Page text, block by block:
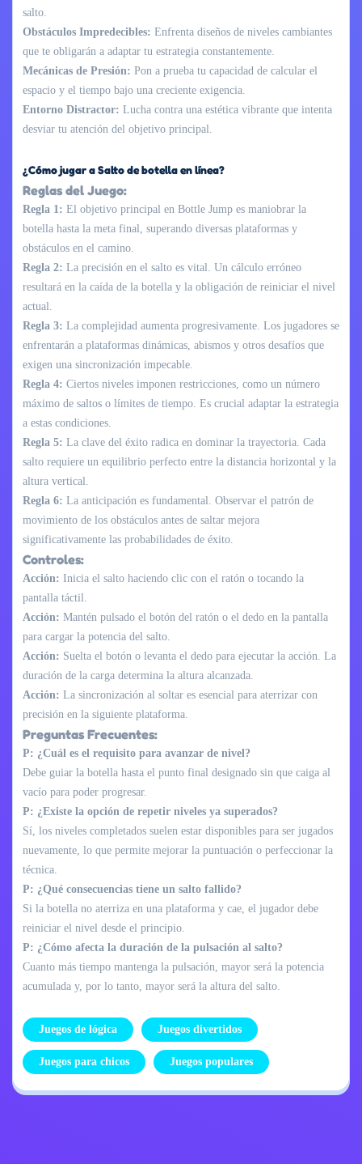
salto.
Obstáculos Impredecibles: Enfrenta diseños de niveles cambiantes
que te obligarán a adaptar tu estrategia constantemente.
Mecánicas de Presión: Pon a prueba tu capacidad de calcular el
espacio y el tiempo bajo una creciente exigencia.
Entorno Distractor: Lucha contra una estética vibrante que intenta
desviar tu atención del objetivo principal.
¿Cómo jugar a Salto de botella en línea?
Reglas del Juego:
Regla 1: El objetivo principal en Bottle Jump es maniobrar la
botella hasta la meta final, superando diversas plataformas y
obstáculos en el camino.
Regla 2: La precisión en el salto es vital. Un cálculo erróneo
resultará en la caída de la botella y la obligación de reiniciar el nivel
actual.
Regla 3: La complejidad aumenta progresivamente. Los jugadores se
enfrentarán a plataformas dinámicas, abismos y otros desafíos que
exigen una sincronización impecable.
Regla 4: Ciertos niveles imponen restricciones, como un número
máximo de saltos o límites de tiempo. Es crucial adaptar la estrategia
a estas condiciones.
Regla 5: La clave del éxito radica en dominar la trayectoria. Cada
salto requiere un equilibrio perfecto entre la distancia horizontal y la
altura vertical.
Regla 6: La anticipación es fundamental. Observar el patrón de
movimiento de los obstáculos antes de saltar mejora
significativamente las probabilidades de éxito.
Controles:
Acción: Inicia el salto haciendo clic con el ratón o tocando la
pantalla táctil.
Acción: Mantén pulsado el botón del ratón o el dedo en la pantalla
para cargar la potencia del salto.
Acción: Suelta el botón o levanta el dedo para ejecutar la acción. La
duración de la carga determina la altura alcanzada.
Acción: La sincronización al soltar es esencial para aterrizar con
precisión en la siguiente plataforma.
Preguntas Frecuentes:
P: ¿Cuál es el requisito para avanzar de nivel?
Debe guiar la botella hasta el punto final designado sin que caiga al
vacío para poder progresar.
P: ¿Existe la opción de repetir niveles ya superados?
Sí, los niveles completados suelen estar disponibles para ser jugados
nuevamente, lo que permite mejorar la puntuación o perfeccionar la
técnica.
P: ¿Qué consecuencias tiene un salto fallido?
Si la botella no aterriza en una plataforma y cae, el jugador debe
reiniciar el nivel desde el principio.
P: ¿Cómo afecta la duración de la pulsación al salto?
Cuanto más tiempo mantenga la pulsación, mayor será la potencia
acumulada y, por lo tanto, mayor será la altura del salto.
Juegos de lógica Juegos divertidos
Juegos para chicos Juegos populares